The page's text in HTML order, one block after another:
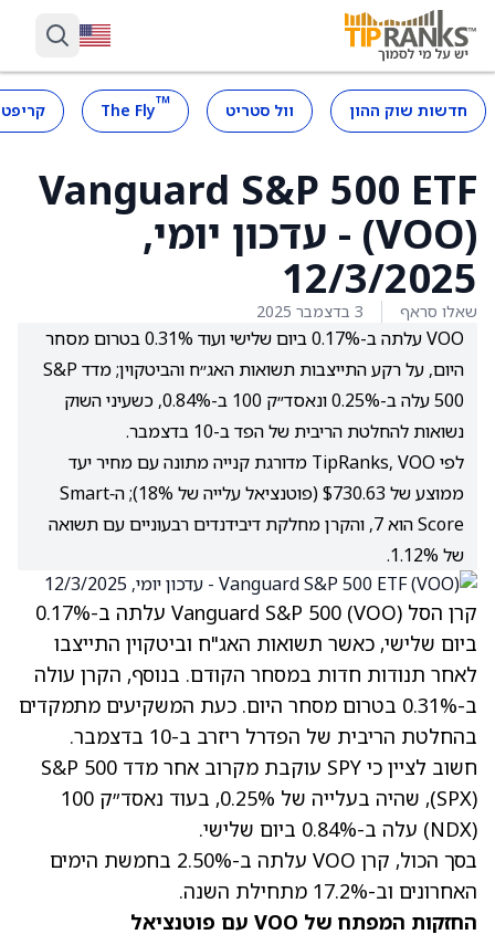
חדשות שוק ההון וול סטריט ™
The Fly
Vanguard S&P 500 ETF
(VOO) - עדכון יומי,
12/3/2025
שאלו סראף 3 בדצמבר 2025
VOO עלתה ב-0.17% ביום שלישי ועוד 0.31% בטרום מסחר
היום, על רקע התייצבות תשואות האג״ח והביטקוין; מדד S&P
500 עלה ב-0.25% ונאסד״ק 100 ב-0.84%, כשעיני השוק
נשואות להחלטת הריבית של הפד ב-10 בדצמבר.
לפי TipRanks, VOO מדורגת קנייה מתונה עם מחיר יעד
ממוצע של $730.63 (פוטנציאל עלייה של 18%); ה‑Smart
Score הוא 7, והקרן מחלקת דיבידנדים רבעוניים עם תשואה
של 1.12%.
קרן הסל Vanguard S&P 500 (VOO) עלתה ב-0.17%
ביום שלישי, כאשר תשואות האג"ח וביטקוין התייצבו
לאחר תנודות חדות במסחר הקודם. בנוסף, הקרן עולה
ב-0.31% בטרום מסחר היום. כעת המשקיעים מתמקדים
בהחלטת הריבית של הפדרל ריזרב ב-10 בדצמבר.
חשוב לציין כי SPY עוקבת מקרוב אחר מדד S&P 500
(SPX), שהיה בעלייה של 0.25%, בעוד נאסד״ק 100
(NDX)
עלה ב-0.84% ביום שלישי.
בסך הכול, קרן VOO עלתה ב-2.50% בחמשת הימים
האחרונים וב-17.2% מתחילת השנה.
החזקות המפתח של VOO עם פוטנציאל